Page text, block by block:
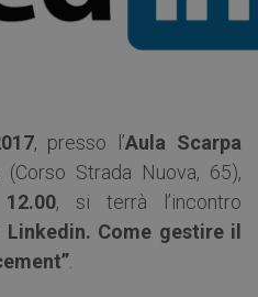
, presso l’Aula Scarpa
(Corso Strada Nuova, 65),
, si terrà l’incontro
Linkedin. Come gestire il